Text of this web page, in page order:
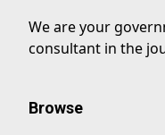
We are your
consultant in the
Browse